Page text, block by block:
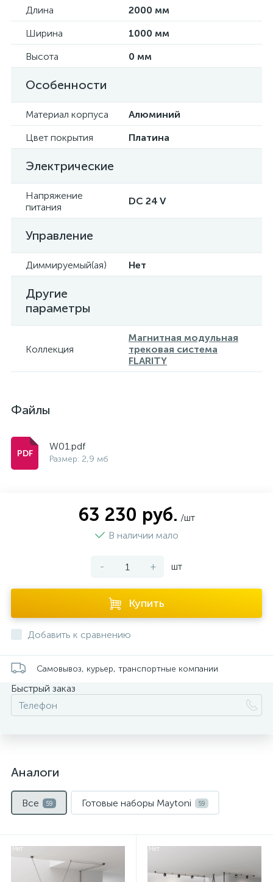
Длина
2000 мм
Ширина
1000 мм
Высота
0 мм
Особенности
Материал корпуса
Алюминий
Цвет покрытия
Платина
Электрические
Напряжение
питания
DC 24 V
Управление
Диммируемый(ая) Нет
Другие
параметры
Коллекция
Магнитная модульная
трековая система
FLARITY
Файлы
W01.pdf
Размер: 2,9 мб
63 230 руб. /шт
В наличии мало
- + шт
Купить
Добавить к сравнению
Самовывоз, курьер, транспортные компании
Быстрый заказ
Аналоги
Все 59 Готовые наборы Maytoni 59
Нет Нет